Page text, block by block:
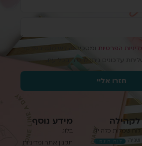
הפרטיות ומסכים/ה לשימוש בפרטי
עדכונים ניתן להסיר בכל עת.
חזרו אליי
לקהילה
לוח שמלות כלה יד
שניה
לוח חינמי!
מידע נוסף
בלוג
תקנון אתר ומדיניות